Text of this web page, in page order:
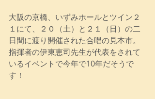
大阪の京橋、いずみホールとツイン２
１にて、２０（土）と２１（日）の二
日間に渡り開催された合唱の見本市。
指揮者の伊東恵司先生が代表をされて
いるイベントで今年で10年だそうで
す！